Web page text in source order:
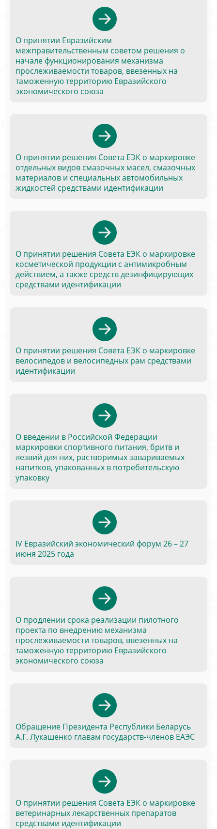
О принятии Евразийским
межправительственным советом решения о
начале функционирования механизма
прослеживаемости товаров, ввезенных на
таможенную территорию Евразийского
экономического союза
О принятии решения Совета ЕЭК о маркировке
отдельных видов смазочных масел, смазочных
материалов и специальных автомобильных
жидкостей средствами идентификации
О принятии решения Совета ЕЭК о маркировке
косметической продукции с антимикробным
действием, а также средств дезинфицирующих
средствами идентификации
О принятии решения Совета ЕЭК о маркировке
велосипедов и велосипедных рам средствами
идентификации
О введении в Российской Федерации
маркировки спортивного питания, бритв и
лезвий для них, растворимых завариваемых
напитков, упакованных в потребительскую
упаковку
IV Евразийский экономический форум 26 – 27
июня 2025 года
О продлении срока реализации пилотного
проекта по внедрению механизма
прослеживаемости товаров, ввезенных на
таможенную территорию Евразийского
экономического союза
Обращение Президента Республики Беларусь
А.Г. Лукашенко главам государств-членов ЕАЭС
О принятии решения Совета ЕЭК о маркировке
ветеринарных лекарственных препаратов
средствами идентификации